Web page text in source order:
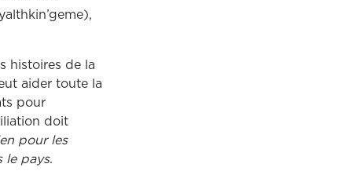
histoires de la
aider toute la
pour
doit
pour les
le pays.